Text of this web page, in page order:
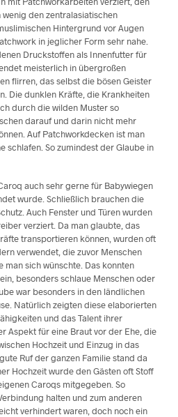
wenig den zentralasiatischen
Hintergrund vor Augen
in jeglicher Form sehr nahe.
Druckstoffen als Innenfutter für
meisterlich in übergroßen
flirren, das selbst die bösen Geister
Die dunklen Kräfte, die Krankheiten
durch die wilden Muster so
darauf und darin nicht mehr
Auf Patchworkdecken ist man
schlafen. So zumindest der Glaube in
auch sehr gerne für Babywiegen
wurde. Schließlich brauchen die
Auch Fenster und Türen wurden
verziert. Da man glaubte, das
transportieren können, wurden oft
verwendet, die zuvor Menschen
sich wünschte. Das konnten
besonders schlaue Menschen oder
war besonders in den ländlichen
Natürlich zeigten diese elaborierten
und das Talent ihrer
Aspekt für eine Braut vor der Ehe, die
Hochzeit und Einzug in das
Ruf der ganzen Familie stand da
Hochzeit wurde den Gästen oft Stoff
Caroqs mitgegeben. So
halten und zum anderen
verhindert waren, doch noch ein